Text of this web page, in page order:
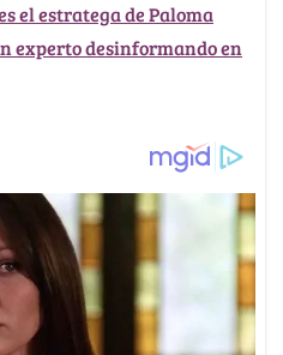
el estratega de Paloma
experto desinformando en